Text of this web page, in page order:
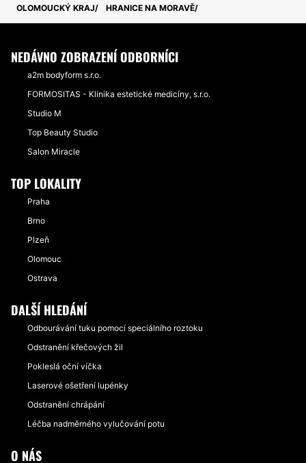
OLOMOUCKÝ KRAJ
HRANICE NA MORAVĚ
NEDÁVNO ZOBRAZENÍ ODBORNÍCI
a2m bodyform s.r.o.
FORMOSITAS - Klinika estetické medicíny, s.r.o.
Studio M
Top Beauty Studio
Salon Miracle
TOP LOKALITY
Praha
Brno
Plzeň
Olomouc
Ostrava
DALŠÍ HLEDÁNÍ
Odbourávání tuku pomocí speciálního roztoku
Odstranění křečových žil
Pokleslá oční víčka
Laserové ošetření lupénky
Odstranění chrápání
Léčba nadměrného vylučování potu
O NÁS